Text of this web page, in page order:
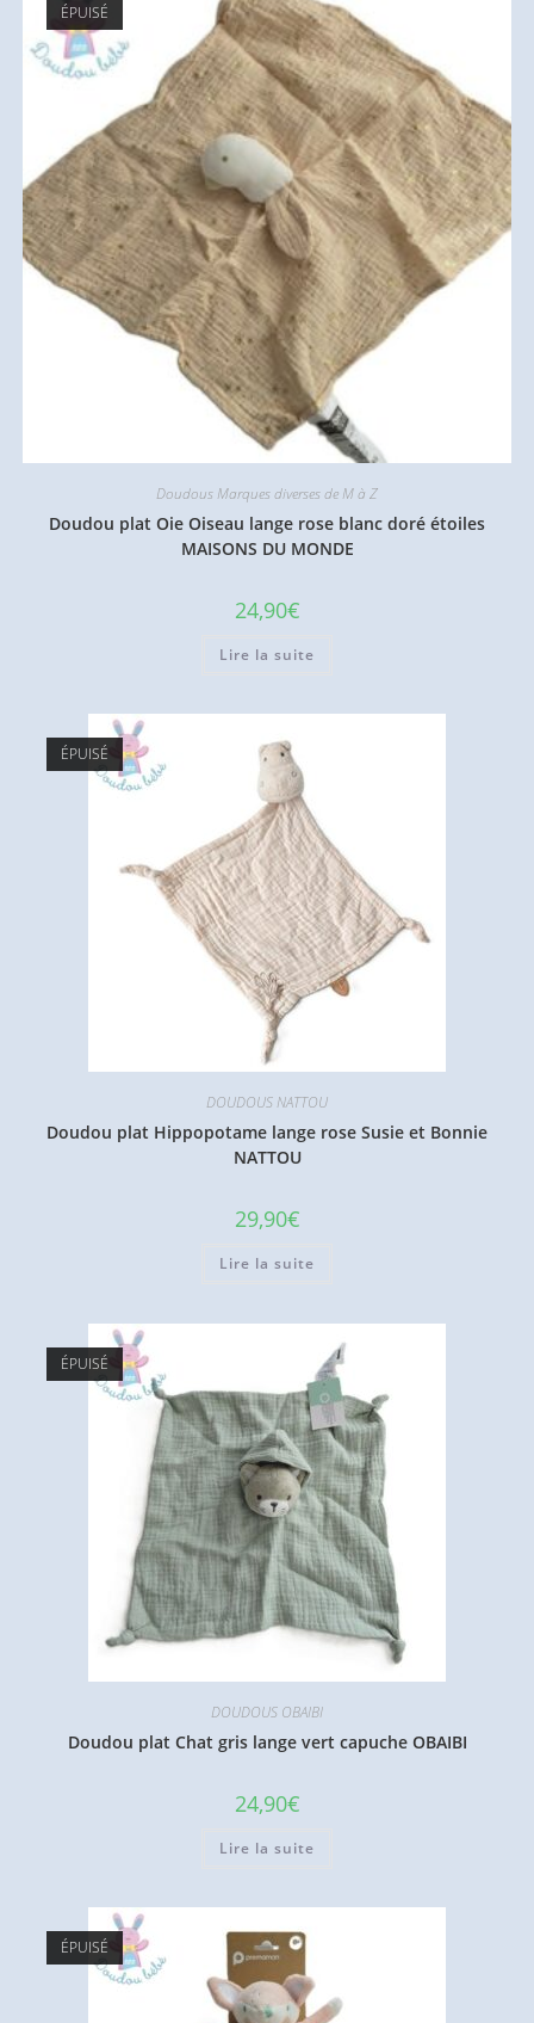
ÉPUISÉ
Doudous Marques diverses de M à Z
Doudou plat Oie Oiseau lange rose blanc doré étoiles
MAISONS DU MONDE
24,90€
Lire la suite
ÉPUISÉ
DOUDOUS NATTOU
Doudou plat Hippopotame lange rose Susie et Bonnie
NATTOU
29,90€
Lire la suite
ÉPUISÉ
DOUDOUS OBAIBI
Doudou plat Chat gris lange vert capuche OBAIBI
24,90€
Lire la suite
ÉPUISÉ